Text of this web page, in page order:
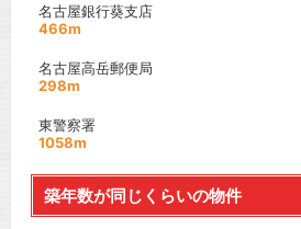
名古屋銀行葵支店
466m
名古屋高岳郵便局
298m
東警察署
1058m
築年数が同じくらいの物件